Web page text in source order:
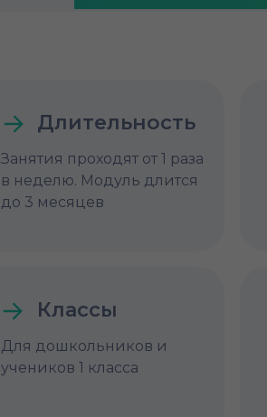
Занятия проходят от 1 раза
в неделю. Модуль длится
до 3 месяцев
Длительность
Для дошкольников и
учеников 1 класса
Классы